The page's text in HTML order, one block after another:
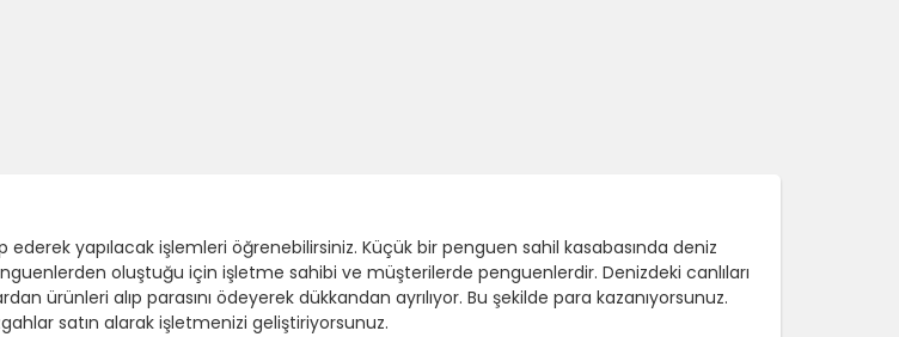
yapılacak işlemleri öğrenebilirsiniz. Küçük bir penguen sahil kasabasında deniz
oluştuğu için işletme sahibi ve müşterilerde penguenlerdir. Denizdeki canlıları
ürünleri alıp parasını ödeyerek dükkandan ayrılıyor. Bu şekilde para kazanıyorsunuz.
satın alarak işletmenizi geliştiriyorsunuz.